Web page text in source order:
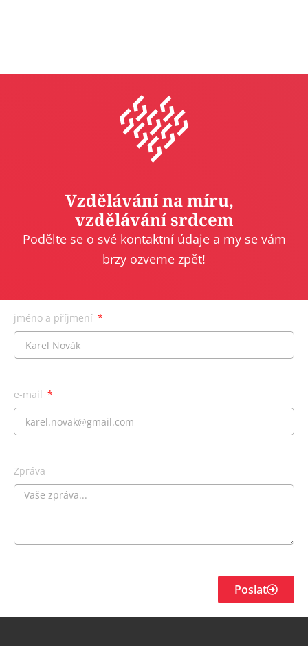
Vzdělávání na míru,
vzdělávání srdcem
Podělte se o své kontaktní údaje a my se vám
brzy ozveme zpět!
jméno a příjmení
e-mail
Zpráva
Poslat